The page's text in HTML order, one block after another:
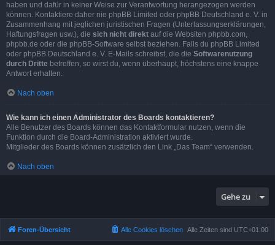
haben und dafür in keiner Weise zur Verantwortung herangezogen werden
können. Kontaktiere daher nie phpBB Limited oder phpBB Deutschland e. V. in
Zusammenhang mit jeglichen juristischen Fragen (Unterlassungserklärungen,
Haftungsfragen usw.), die sich nicht direkt auf die Websiten phpbb.com,
phpbb.de oder die phpBB-Software selbst beziehen. Falls du phpBB Limited
oder phpBB Deutschland e. V. E-Mails schreibst, die die Softwarenutzung
durch Dritte betreffen, so wirst du, wenn überhaupt, höchstens eine knappe
Antwort erhalten.
Nach oben
Wie kann ich einen Administrator des Boards kontaktieren?
Alle Benutzer des Boards können das Kontaktformular nutzen, wenn die
Funktion durch die Board-Administration aktiviert wurde.
Mitglieder des Boards können zusätzlich den Link „Das Team“ verwenden.
Nach oben
Gehe zu
Foren-Übersicht Alle Zeiten sind UTC+01:00
Alle Cookies löschen